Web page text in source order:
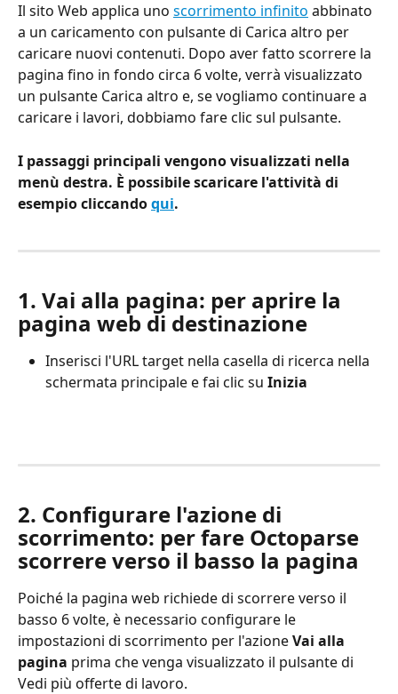
Il sito Web applica uno scorrimento infinito abbinato
a un caricamento con pulsante di Carica altro per
caricare nuovi contenuti. Dopo aver fatto scorrere la
pagina fino in fondo circa 6 volte, verrà visualizzato
un pulsante Carica altro e, se vogliamo continuare a
caricare i lavori, dobbiamo fare clic sul pulsante.
I passaggi principali vengono visualizzati nella
menù destra. È possibile scaricare l'attività di
esempio cliccando qui.
1. Vai alla pagina: per aprire la
pagina web di destinazione
Inserisci l'URL target nella casella di ricerca nella
schermata principale e fai clic su Inizia
2. Configurare l'azione di
scorrimento: per fare Octoparse
scorrere verso il basso la pagina
Poiché la pagina web richiede di scorrere verso il
basso 6 volte, è necessario configurare le
impostazioni di scorrimento per l'azione Vai alla
pagina prima che venga visualizzato il pulsante di
Vedi più offerte di lavoro.